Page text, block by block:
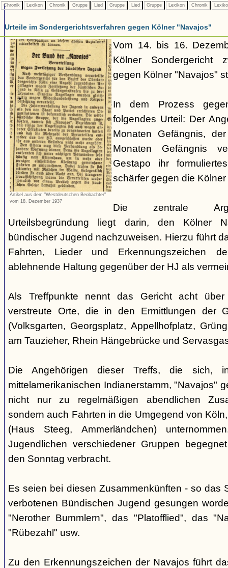
Chronik Lexikon Chronik Gruppe Lied Gruppe Lied Gruppe Lexikon Chronik
Urteile im Sondergerichtsverfahren gegen Kölner "Navajos"
Artikel aus dem "Westdeutschen Beobachter"
vom 18. Dezember 1937
Vom 14. bis 16.
Kölner Sondergericht
gegen Kölner "Navajos"
In dem Prozess
folgendes Urteil: Der
Monaten Gefängnis,
Monaten Gefängnis
Gestapo ihr
schärfer gegen die
Die zentrale
Urteilsbegründung liegt darin, den Kölner
bündischer Jugend nachzuweisen. Hierzu führt
Fahrten, Lieder und Erkennungszeichen
ablehnende Haltung gegenüber der HJ als
Als Treffpunkte nennt das Gericht acht
verstreute Orte, die in den Ermittlungen der
(Volksgarten, Georgsplatz, Appellhofplatz,
am Tauzieher, Rhein Hängebrücke und
Die Angehörigen dieser Treffs, die sich,
mittelamerikanischen Indianerstamm, "Navajos"
nicht nur zu regelmäßigen abendlichen
sondern auch Fahrten in die Umgegend von
(Haus Steeg, Ammerländchen)
Jugendlichen verschiedener Gruppen
den Sonntag verbracht.
Es seien bei diesen Zusammenkünften - so das
verbotenen Bündischen Jugend gesungen
"Nerother Bummlern", das "Platofflied", das
"Rübezahl" usw.
Zu den Erkennungszeichen der Navajos führt